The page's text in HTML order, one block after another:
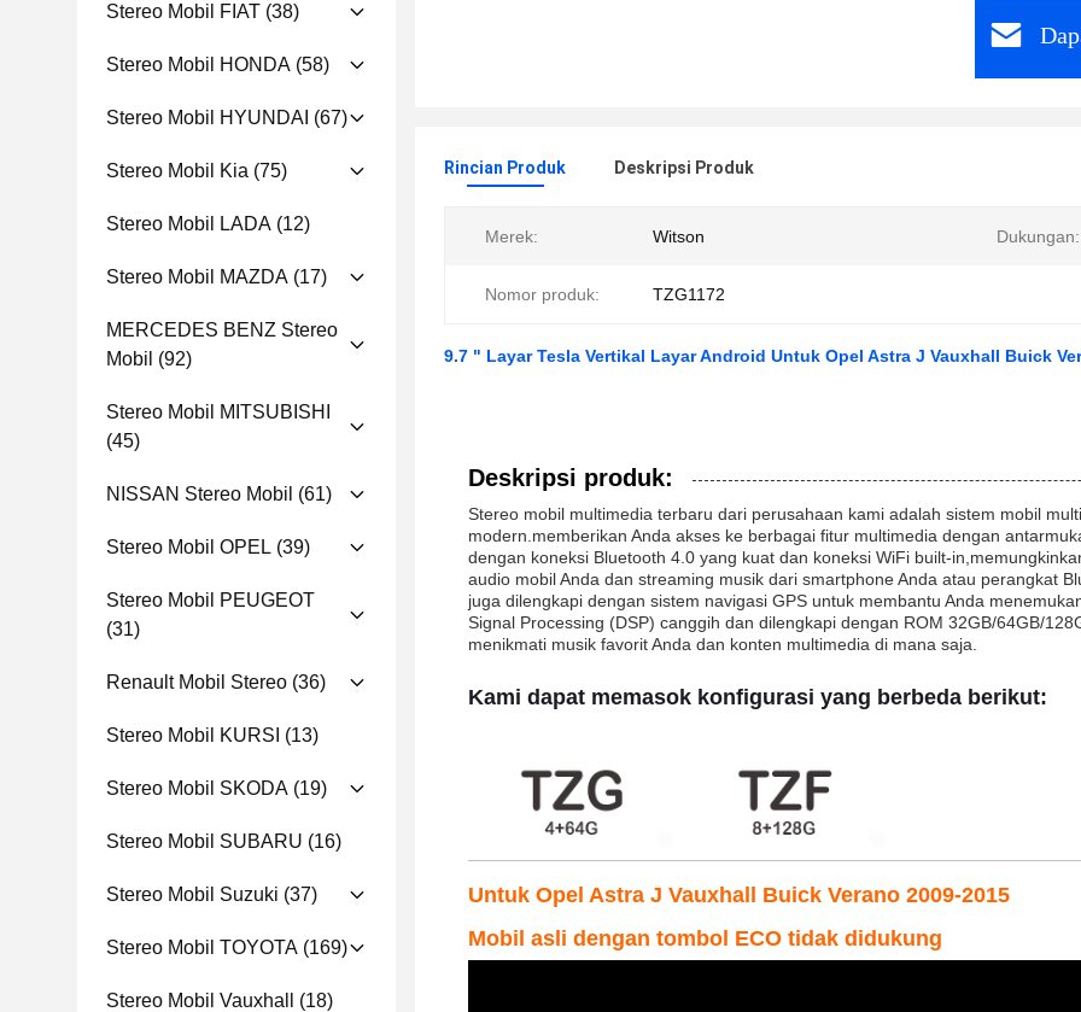
Stereo Mobil FIAT (38)
Stereo Mobil HONDA (58)
Stereo Mobil HYUNDAI (67)
Stereo Mobil Kia (75)
Stereo Mobil LADA (12)
Stereo Mobil MAZDA (17)
MERCEDES BENZ Stereo
Mobil (92)
Stereo Mobil MITSUBISHI
(45)
NISSAN Stereo Mobil (61)
Stereo Mobil OPEL (39)
Stereo Mobil PEUGEOT
(31)
Renault Mobil Stereo (36)
Stereo Mobil KURSI (13)
Stereo Mobil SKODA (19)
Stereo Mobil SUBARU (16)
Stereo Mobil Suzuki (37)
Stereo Mobil TOYOTA (169)
Stereo Mobil Vauxhall (18)
Rincian Produk Deskripsi Produk
Merek: Witson Dukungan:
Nomor produk: TZG1172
9.7 " Layar Tesla Vertikal Layar Android Untuk Opel Astra J Vauxhall Buick
Deskripsi produk:
Stereo mobil multimedia terbaru dari perusahaan kami adalah sistem mobil
modern.memberikan Anda akses ke berbagai fitur multimedia dengan
dengan koneksi Bluetooth 4.0 yang kuat dan koneksi WiFi built-
audio mobil Anda dan streaming musik dari smartphone Anda atau perangkat
juga dilengkapi dengan sistem navigasi GPS untuk membantu Anda
Signal Processing (DSP) canggih dan dilengkapi dengan ROM 32GB/64GB/
menikmati musik favorit Anda dan konten multimedia di mana saja.
Kami dapat memasok konfigurasi yang berbeda berikut:
Untuk Opel Astra J Vauxhall Buick Verano 2009-2015
Mobil asli dengan tombol ECO tidak didukung